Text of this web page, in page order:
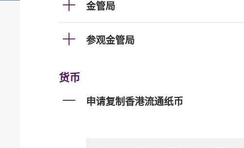
金管局
参观金管局
货币
申请复制香港流通纸币